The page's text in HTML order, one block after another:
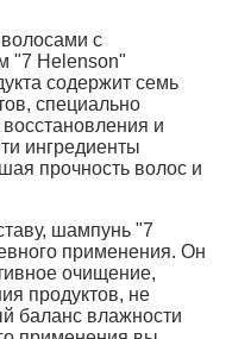
с
"7 Helenson"
содержит семь
специально
и
ингредиенты
прочность волос и
шампунь "7
применения. Он
очищение,
продуктов, не
баланс влажности